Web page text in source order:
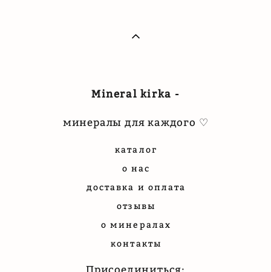
Mineral kirka -
минералы для каждого ♡
каталог
о нас
доставка и оплата
отзывы
о минералах
контакты